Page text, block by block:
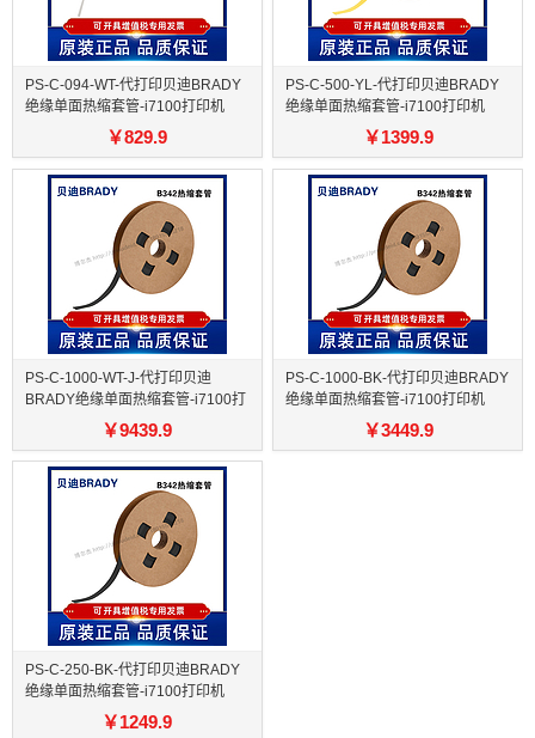
PS-C-094-WT-代打印贝迪BRADY
绝缘单面热缩套管-i7100打印机
￥829.9
PS-C-500-YL-代打印贝迪BRADY
绝缘单面热缩套管-i7100打印机
￥1399.9
PS-C-1000-WT-J-代打印贝迪
BRADY绝缘单面热缩套管-i7100打
￥9439.9
PS-C-1000-BK-代打印贝迪BRADY
绝缘单面热缩套管-i7100打印机
￥3449.9
PS-C-250-BK-代打印贝迪BRADY
绝缘单面热缩套管-i7100打印机
￥1249.9